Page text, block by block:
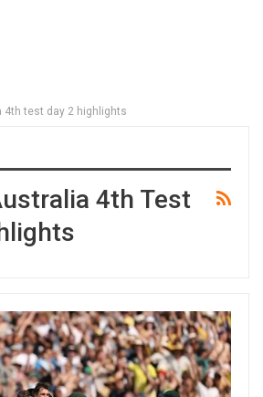
4th test day 2 highlights
4th Test